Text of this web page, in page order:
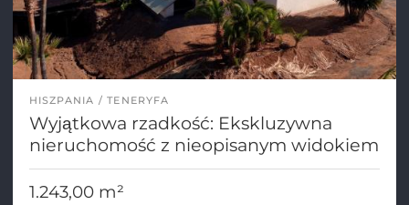
HISZPANIA TENERYFA
Wyjątkowa rzadkość: Ekskluzywna
nieruchomość z nieopisanym widokiem
1.243,00 m²